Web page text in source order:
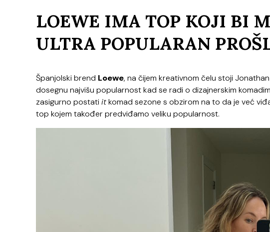
LOEWE IMA TOP KOJI BI
ULTRA POPULARAN
Španjolski brend Loewe, na čijem kreativnom čelu stoji
dosegnu najvišu popularnost kad se radi o dizajnerskim
zasigurno postati itkomad sezone s obzirom na to da je već
top kojem također predviđamo veliku popularnost.